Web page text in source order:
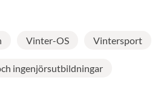
Vinter-OS Vintersport
ingenjörsutbildningar